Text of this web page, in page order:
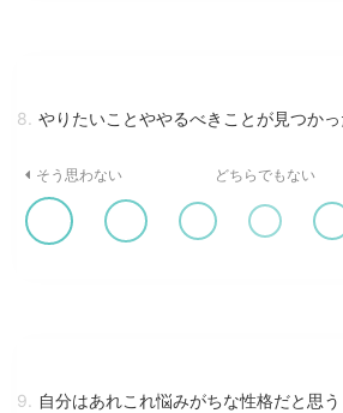
8. やりたいことややるべきことが見つか
そう思わない どちらでもない
9. 自分はあれこれ悩みがちな性格だと思う